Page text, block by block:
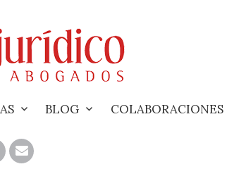
BLOG COLABORACIONES